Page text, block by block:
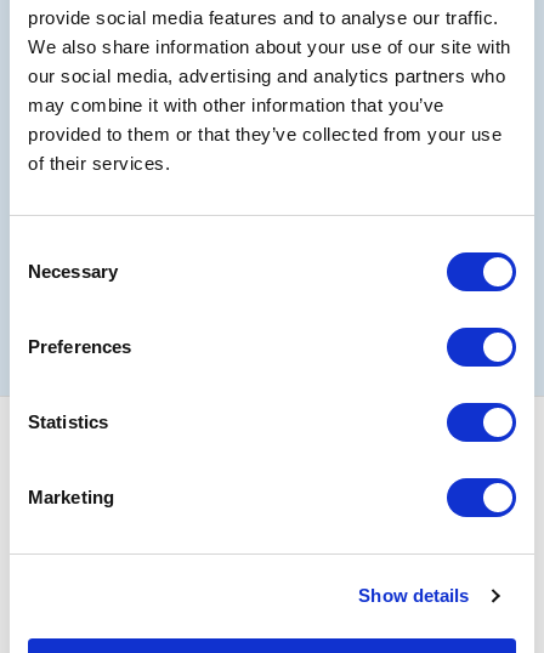
provide social media features and to analyse our traffic.
We also share information about your use of our site with
our social media, advertising and analytics partners who
may combine it with other information that you’ve
provided to them or that they’ve collected from your use
of their services.
Selection
Necessary
Preferences
Statistics
Marketing
Show details
Campionatura senza impegno
Campionatura gratuita fino a 50pcs per test di laboratorio
Via S. Rocco, 802 - 24033 - Calusco d’Adda (BG)